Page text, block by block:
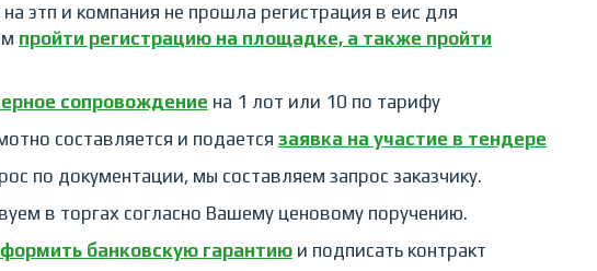
этп и компания не прошла регистрация в еис для
пройти регистрацию на площадке, а также пройти
сопровождение на 1 лот или 10 по тарифу
составляется и подается заявка на участие в тендере
по документации, мы составляем запрос заказчику.
в торгах согласно Вашему ценовому поручению.
банковскую гарантиюи подписать контракт